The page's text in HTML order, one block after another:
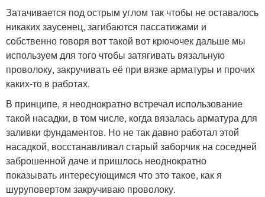
Затачивается под острым углом так чтобы не оставалось
никаких заусенец, загибаются пассатижами и
собственно говоря вот такой вот крючочек дальше мы
используем для того чтобы затягивать вязальную
проволоку, закручивать её при вязке арматуры и прочих
каких-то в работах.
В принципе, я неоднократно встречал использование
такой насадки, в том числе, когда вязалась арматура для
заливки фундаментов. Но не так давно работал этой
насадкой, восстанавливал старый заборчик на соседней
заброшенной даче и пришлось неоднократно
показывать интересующимся что это такое, как я
шуруповертом закручиваю проволоку.